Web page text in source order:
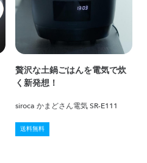
贅沢な土鍋ごはんを電気で炊
く新発想！
siroca かまどさん電気 SR-E111
送料無料